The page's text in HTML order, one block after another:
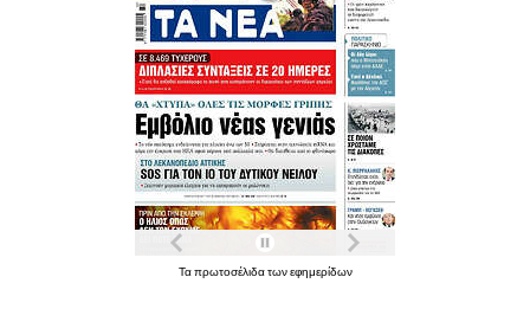
Τα πρωτοσέλιδα των εφημερίδων